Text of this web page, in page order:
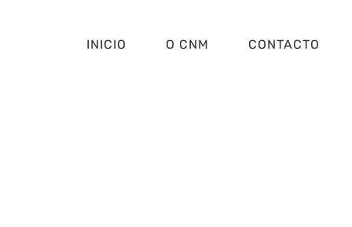
INICIO O CNM CONTACTO